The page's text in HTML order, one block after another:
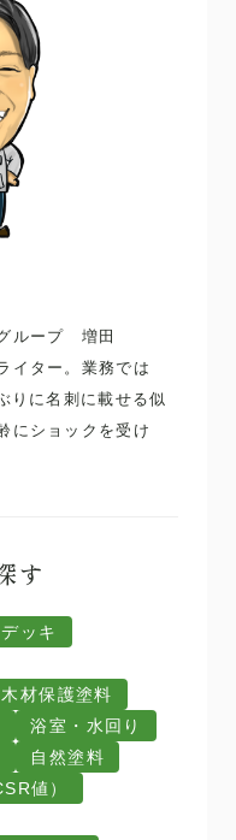
ループ 増田
イター。業務では
りに名刺に載せる似
にショックを受け
す
ッキ
木材保護塗料
浴室・水回り
自然塗料
値）